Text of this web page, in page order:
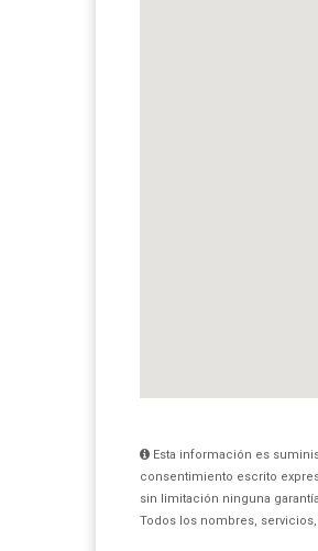
Esta información es
consentimiento escrito
sin limitación ninguna
Todos los nombres,